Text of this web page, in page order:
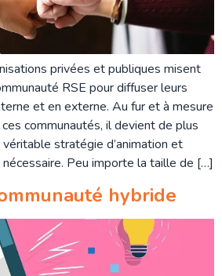
privées et publiques misent
RSE pour diffuser leurs
et en externe. Au fur et à mesure
communautés, il devient de plus
véritable stratégie d’animation et
Peu importe la taille de […]
hybride